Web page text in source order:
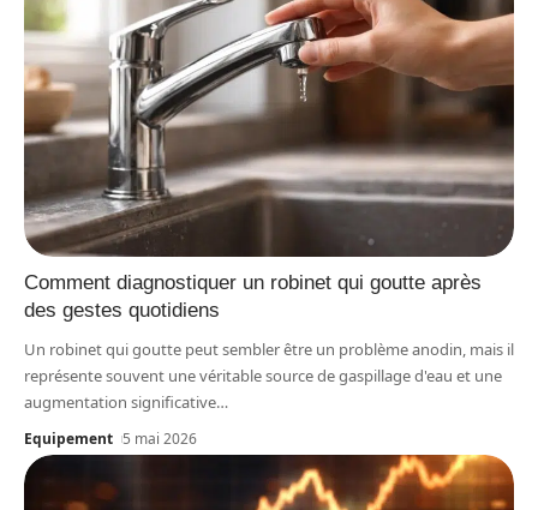
Comment diagnostiquer un robinet qui goutte après
des gestes quotidiens
Un robinet qui goutte peut sembler être un problème anodin, mais il
représente souvent une véritable source de gaspillage d'eau et une
augmentation significative…
Equipement 5 mai 2026